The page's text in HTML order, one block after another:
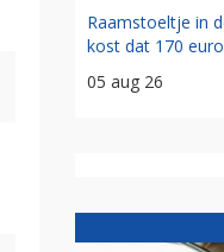
Raamstoeltje in
kost dat 170
05 aug 26